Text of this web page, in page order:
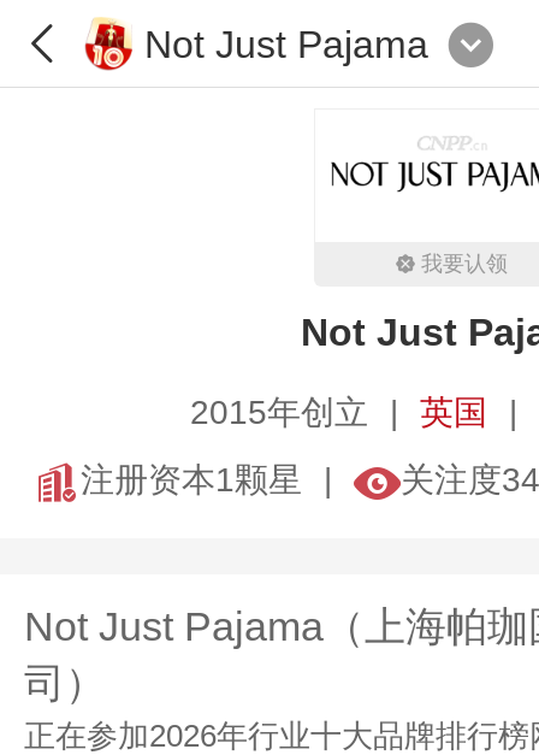
Not Just Pajama
我要认领
Not Just
2015年创立
英国
注册资本1颗星
关注度
Not Just Pajama（上海帕
司）
正在参加2026年行业十大品牌排行